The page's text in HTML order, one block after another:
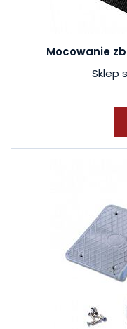
Mocowanie
Sklep